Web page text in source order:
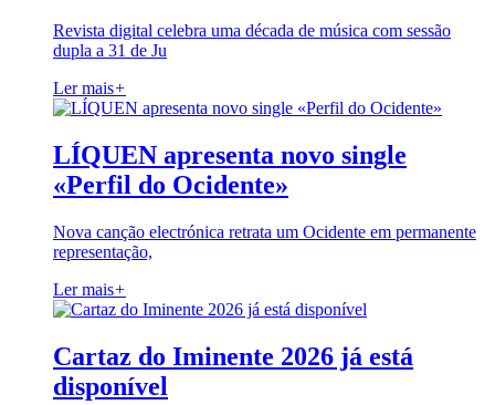
Revista digital celebra uma década de música com sessão
dupla a 31 de Ju
Ler mais+
LÍQUEN apresenta novo single
«Perfil do Ocidente»
Nova canção electrónica retrata um Ocidente em permanente
representação,
Ler mais+
Cartaz do Iminente 2026 já está
disponível